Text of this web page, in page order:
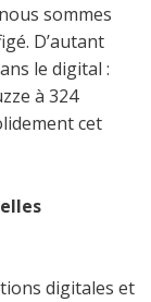
sommes
D’autant
le digital :
à 324
cet
digitales et